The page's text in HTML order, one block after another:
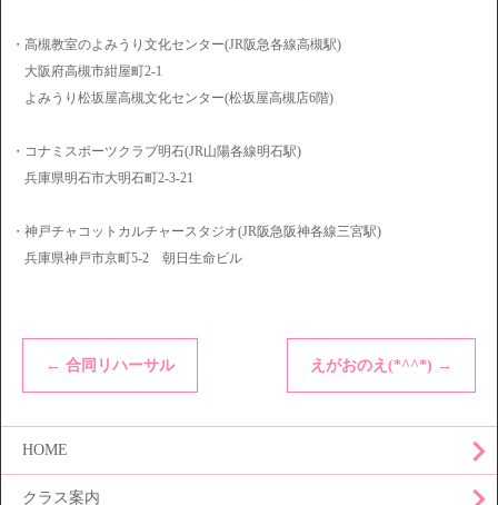
・高槻教室のよみうり文化センター(JR阪急各線高槻駅)
大阪府高槻市紺屋町2-1
よみうり松坂屋高槻文化センター(松坂屋高槻店6階)
・コナミスポーツクラブ明石(JR山陽各線明石駅)
兵庫県明石市大明石町2-3-21
・神戸チャコットカルチャースタジオ(JR阪急阪神各線三宮駅)
兵庫県神戸市京町5-2 朝日生命ビル
← 合同リハーサル えがおのえ(*^^*) →
HOME
クラス案内